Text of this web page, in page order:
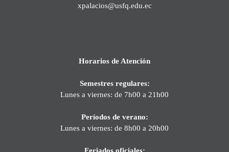
xpalacios@usfq.edu.ec
Horarios de Atención
Semestres regulares:
Lunes a viernes: de 7h00 a 21h00
Períodos de verano:
Lunes a viernes: de 8h00 a 20h00
Feriados oficiales: